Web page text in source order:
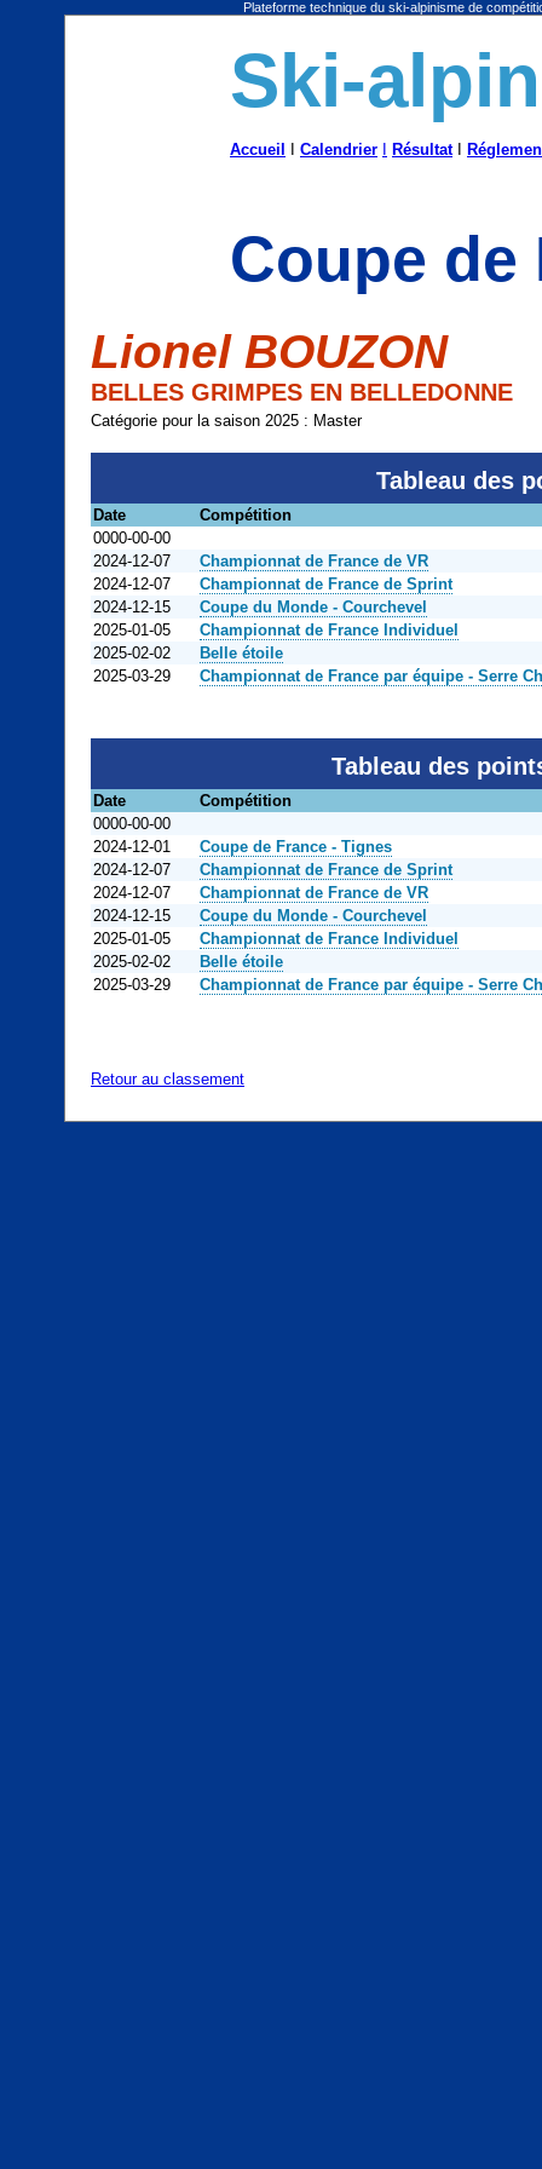
Plateforme technique du ski-alpinisme de
Ski-
Accueil Calendrier RésultatI
Coupe de
Lionel BOUZON
BELLES GRIMPES EN BELLEDONNE
Catégorie pour la saison 2025 : Master
Tableau des
Date
Compétition
0000-00-00
2024-12-07
Championnat de France de VR
2024-12-07
Championnat de France de Sprint
2024-12-15
Coupe du Monde - Courchevel
2025-01-05
Championnat de France Individuel
2025-02-02
Belle étoile
2025-03-29
Championnat de France par équipe - Serre
Tableau des
Date
Compétition
0000-00-00
2024-12-01
Coupe de France - Tignes
2024-12-07
Championnat de France de Sprint
2024-12-07
Championnat de France de VR
2024-12-15
Coupe du Monde - Courchevel
2025-01-05
Championnat de France Individuel
2025-02-02
Belle étoile
2025-03-29
Championnat de France par équipe - Serre
Retour au classement